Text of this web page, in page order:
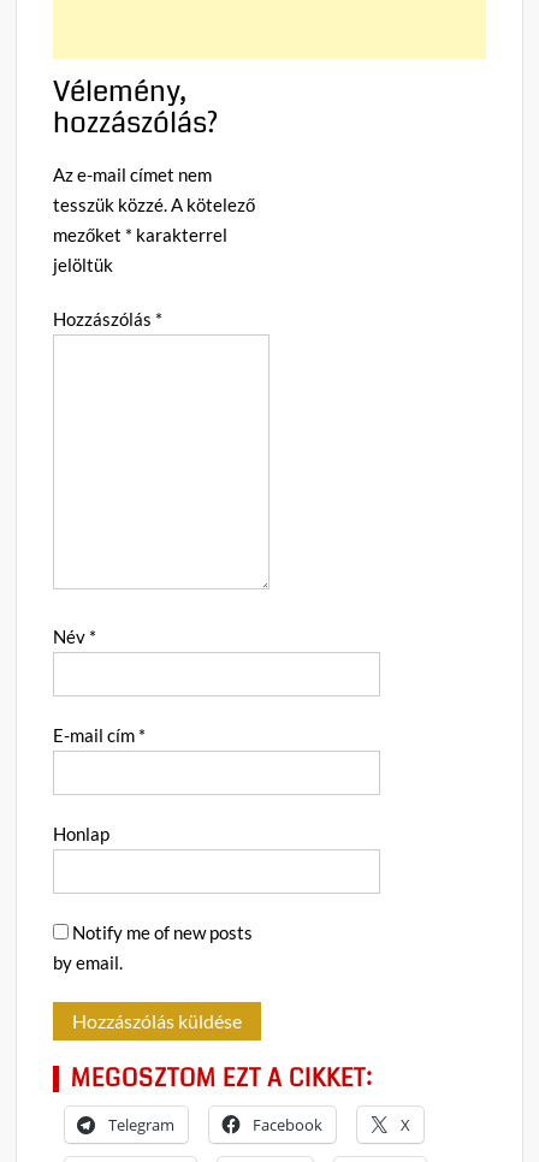
Vélemény,
hozzászólás?
Az e-mail címet nem
tesszük közzé.A kötelező
mezőket * karakterrel
jelöltük
Hozzászólás *
Név *
E-mail cím *
Honlap
Notify me of new posts
by email.
MEGOSZTOM EZT A CIKKET:
Telegram Facebook X